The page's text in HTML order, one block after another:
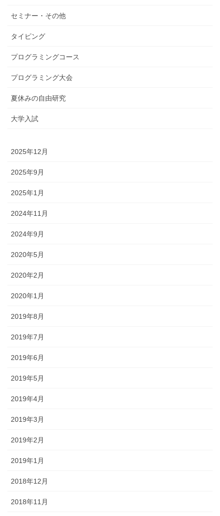
セミナー・その他
タイピング
プログラミングコース
プログラミング大会
夏休みの自由研究
大学入試
2025年12月
2025年9月
2025年1月
2024年11月
2024年9月
2020年5月
2020年2月
2020年1月
2019年8月
2019年7月
2019年6月
2019年5月
2019年4月
2019年3月
2019年2月
2019年1月
2018年12月
2018年11月